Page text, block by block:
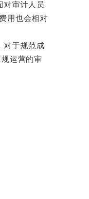
审计人员
用也会相对
于规范成
运营的审